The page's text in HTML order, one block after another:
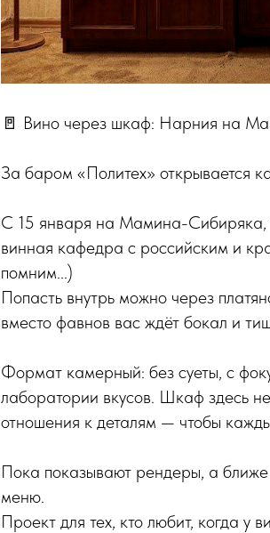
🚪 Вино через шкаф: Нарния на
За баром «Политех» открывается
С 15 января на Мамина-Сибиряка,
винная кафедра с российским и
помним...)
Попасть внутрь можно через
вместо фавнов вас ждёт бокал и
Формат камерный: без суеты, с
лаборатории вкусов. Шкаф здесь
отношения к деталям — чтобы
Пока показывают рендеры, а
меню.
Проект для тех, кто любит, когда у